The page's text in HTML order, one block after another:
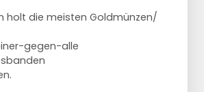
holt die meisten Goldmünzen/
gegen-alle